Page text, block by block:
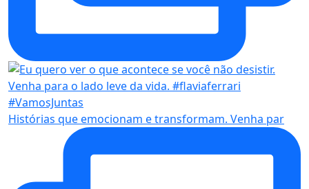
Histórias que emocionam e transformam. Venha par